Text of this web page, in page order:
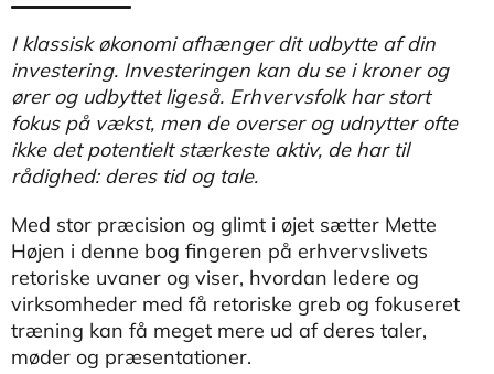
I klassisk økonomi afhænger dit udbytte af din
investering. Investeringen kan du se i kroner og
ører og udbyttet ligeså. Erhvervsfolk har stort
fokus på vækst, men de overser og udnytter ofte
ikke det potentielt stærkeste aktiv, de har til
rådighed: deres tid og tale.
Med stor præcision og glimt i øjet sætter Mette
Højen i denne bog fingeren på erhvervslivets
retoriske uvaner og viser, hvordan ledere og
virksomheder med få retoriske greb og fokuseret
træning kan få meget mere ud af deres taler,
møder og præsentationer.